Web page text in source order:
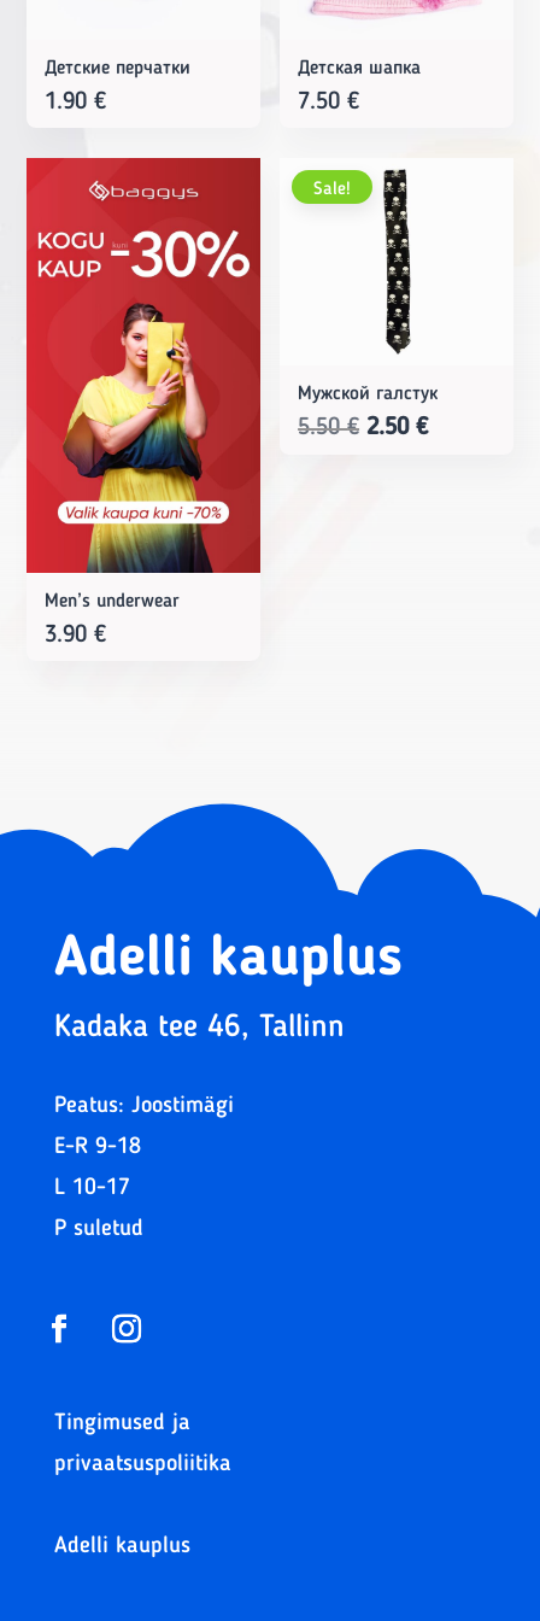
Детские перчатки
1.90€
Детская шапка
7.50€
Men’s underwear
3.90€
Sale!
Мужской галстук
5.50€ Original
2.50€Current
Adelli kauplus
Kadaka tee 46, Tallinn
Peatus: Joostimägi
E-R 9-18
L 10-17
P suletud
Tingimused ja
privaatsuspoliitika
Adelli kauplus